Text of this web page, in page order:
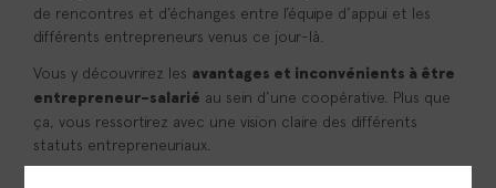
de rencontres et d’échanges entre l’équipe d’appui et les
différents entrepreneurs venus ce jour-là.
Vous y découvrirez les avantages et inconvénients à être
entrepreneur-salarié au sein d’une coopérative. Plus que
ça, vous ressortirez avec une vision claire des différents
statuts entrepreneuriaux.